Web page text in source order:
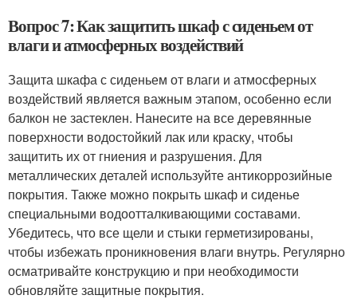
Вопрос 7: Как защитить шкаф с сиденьем от
влаги и атмосферных воздействий
Защита шкафа с сиденьем от влаги и атмосферных
воздействий является важным этапом, особенно если
балкон не застеклен. Нанесите на все деревянные
поверхности водостойкий лак или краску, чтобы
защитить их от гниения и разрушения. Для
металлических деталей используйте антикоррозийные
покрытия. Также можно покрыть шкаф и сиденье
специальными водоотталкивающими составами.
Убедитесь, что все щели и стыки герметизированы,
чтобы избежать проникновения влаги внутрь. Регулярно
осматривайте конструкцию и при необходимости
обновляйте защитные покрытия.